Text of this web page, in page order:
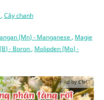
, Cây chanh
(Mn) - Manganese, Magie
- Boron, Molipden (Mo) -
Ad by CNCT